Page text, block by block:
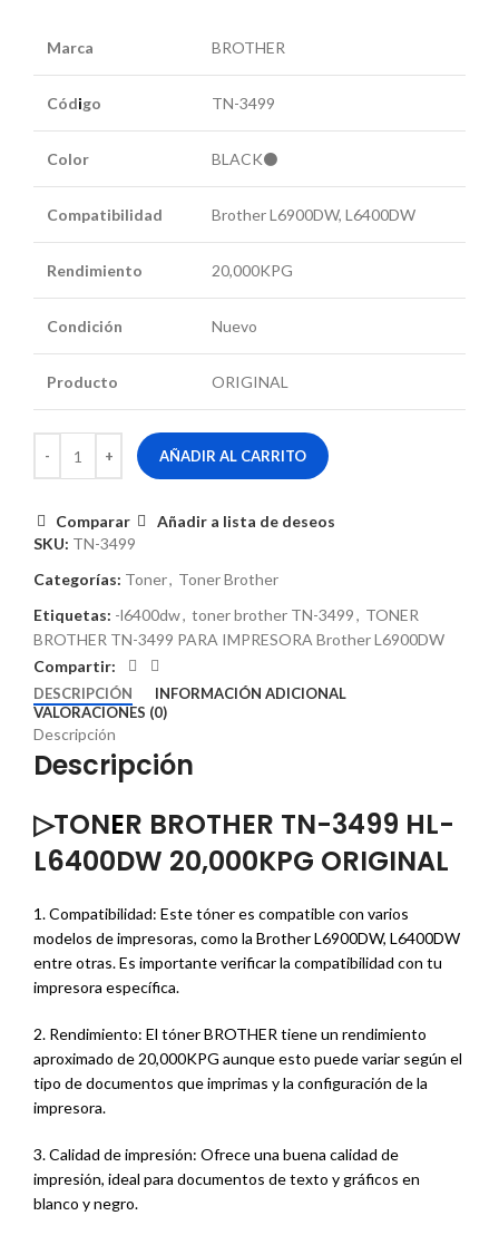
Marca BROTHER
Código TN-3499
Color BLACK⚫
Compatibilidad Brother L6900DW, L6400DW
Rendimiento 20,000KPG
Condición Nuevo
Producto ORIGINAL
AÑADIR AL CARRITO
Comparar
Añadir a lista de deseos
SKU: TN-3499
Categorías: Toner, Toner Brother
Etiquetas: -l6400dw, toner brother TN-3499, TONER
BROTHER TN-3499 PARA IMPRESORA Brother L6900DW
Compartir:
DESCRIPCIÓN
INFORMACIÓN ADICIONAL
VALORACIONES (0)
Descripción
Descripción
▷TONER BROTHER TN-3499 HL-
L6400DW 20,000KPG ORIGINAL
1. Compatibilidad: Este tóner es compatible con varios
modelos de impresoras, como la Brother L6900DW, L6400DW
entre otras. Es importante verificar la compatibilidad con tu
impresora específica.
2. Rendimiento: El tóner BROTHER tiene un rendimiento
aproximado de 20,000KPG aunque esto puede variar según el
tipo de documentos que imprimas y la configuración de la
impresora.
3. Calidad de impresión: Ofrece una buena calidad de
impresión, ideal para documentos de texto y gráficos en
blanco y negro.